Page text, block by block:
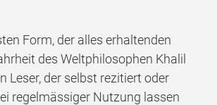
Form, der alles erhaltenden
des Weltphilosophen Khalil
Leser, der selbst rezitiert oder
regelmässiger Nutzung lassen